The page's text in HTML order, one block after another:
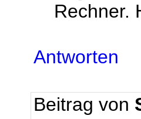
Rechner.
Antworten
Beitrag von